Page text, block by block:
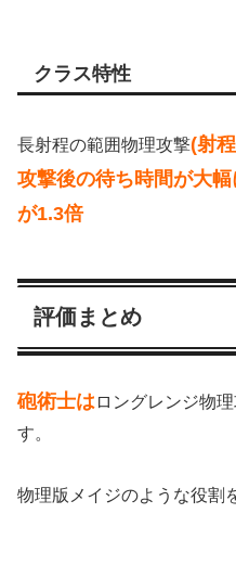
クラス特性
長射程の範囲物理攻撃(射
攻撃後の待ち時間が大
が1.3倍
評価まとめ
砲術士はロングレンジ物
す。
物理版メイジのような役割